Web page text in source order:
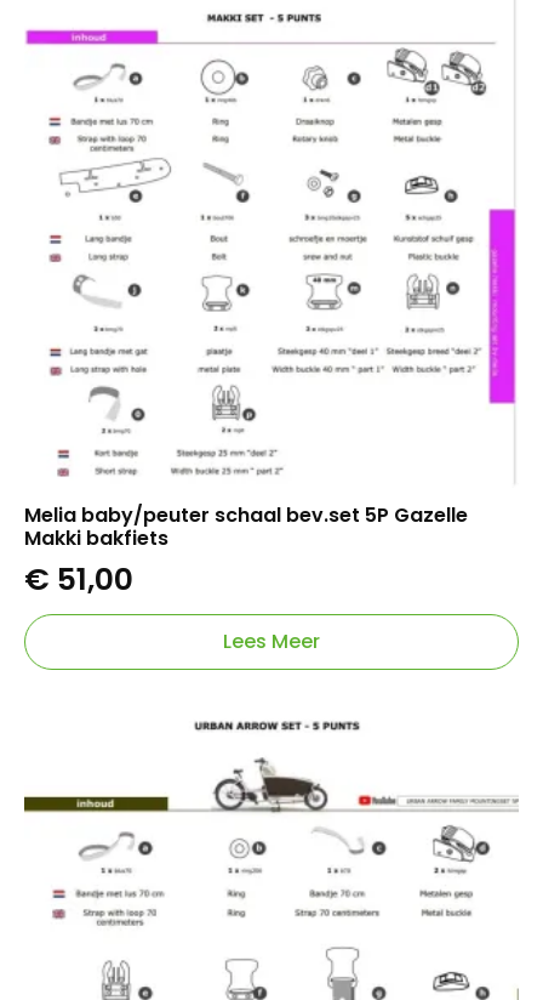
Melia baby/peuter schaal bev.set 5P Gazelle
Makki bakfiets
€ 51,00
Lees Meer